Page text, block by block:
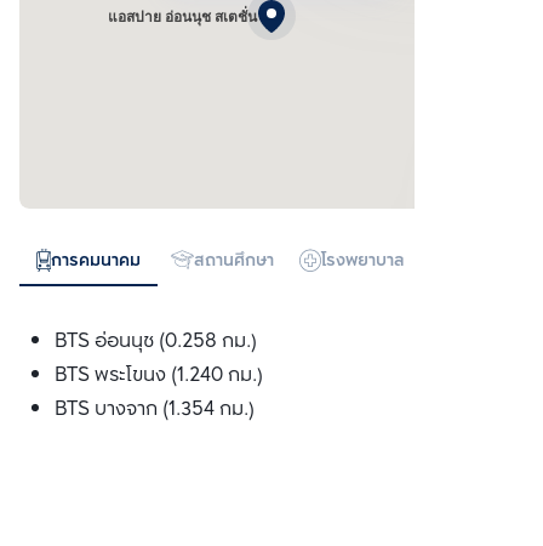
แอสปาย อ่อนนุช สเตชั่น
การคมนาคม สถานศึกษา โรงพยาบาล
BTS อ่อนนุช (0.258 กม.)
BTS พระโขนง (1.240 กม.)
BTS บางจาก (1.354 กม.)